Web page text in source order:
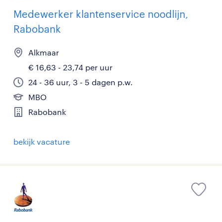
Medewerker klantenservice noodlijn,
Rabobank
Alkmaar
€ 16,63 - 23,74 per uur
24 - 36 uur, 3 - 5 dagen p.w.
MBO
Rabobank
bekijk vacature